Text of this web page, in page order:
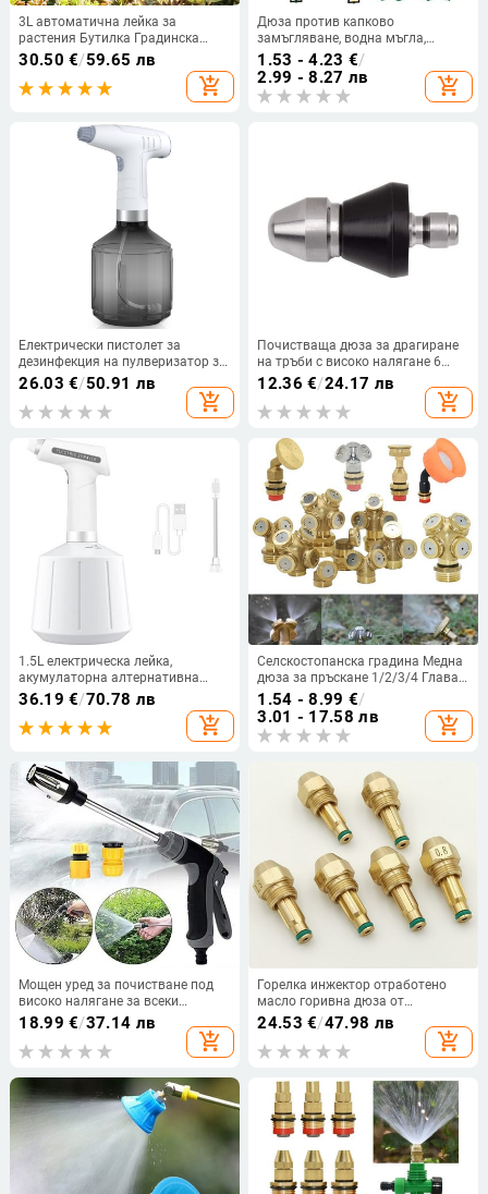
3L автоматична лейка за
растения Бутилка Градинска
пръскачка Бутилка USB
Градинска лейка Машина
Електрическа мъгла Градинска
30.50 €/59.65 лв
add_shopping_cart
Дюза против капково
замъгляване, водна мъгла,
спринклерна напоителна
система, 4/5/6/7 посоки,
регулируем комплект пръскачки
за овлажняване на оранжерии
1.53 - 4.23 €/
2.99 - 8.27 лв
add_shopping_cart
Електрически пистолет за
дезинфекция на пулверизатор за
алкохол, домашна лейка,
автоматична лейка, машина за
дезинфекция на лейки
26.03 €/50.91 лв
add_shopping_cart
Почистваща дюза за драгиране
на тръби с високо налягане 6
струйни дюзи Перална машина
Тръбни пръскачки Накрайник за
почистване на канали
дренажи
12.36 €/24.17 лв
add_shopping_cart
1.5L електрическа лейка,
акумулаторна алтернативна
пръскачка с помпа с регулируема
дюза за водна мъгла за
растения, градинарство
36.19 €/70.78 лв
add_shopping_cart
Селскостопанска градина Медна
дюза за пръскане 1/2/3/4 Глава
за дюза Селскостопанска
оранжерия Разпръскване на
пестицидна мъгла 1/4 1/2" резба
1.54 - 8.99 €/
3.01 - 17.58 лв
add_shopping_cart
Мощен уред за почистване под
високо налягане за всеки
градински маркуч, турбоперелня
Power Blaster Plus уред за миене
под налягане Пистолет за
18.99 €/37.14 лв
add_shopping_cart
Горелка инжектор отработено
масло горивна дюза от
0.5,0.8,1.0,1.2,1.5,2,2.5,3 mm отвор
сифон конус месингова струя
спрей горивна струя котел
24.53 €/47.98 лв
add_shopping_cart